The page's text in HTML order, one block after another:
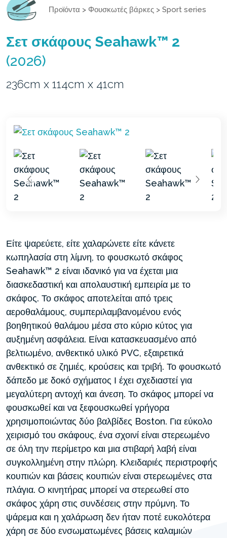
Προϊόντα > Φουσκωτές βάρκες > Sport series
Σετ σκάφους Seahawk™ 2
(2026)
236cm x 114cm x 41cm
Είτε ψαρεύετε, είτε χαλαρώνετε είτε κάνετε
κωπηλασία στη λίμνη, το φουσκωτό σκάφος
Seahawk™ 2 είναι ιδανικό για να έχεται μια
διασκεδαστική και απολαυστική εμπειρία με το
σκάφος. Το σκάφος αποτελείται από τρεις
αεροθαλάμους, συμπεριλαμβανομένου ενός
βοηθητικού θαλάμου μέσα στο κύριο κύτος για
αυξημένη ασφάλεια. Είναι κατασκευασμένο από
βελτιωμένο, ανθεκτικό υλικό PVC, εξαιρετικά
ανθεκτικό σε ζημιές, κρούσεις και τριβή. Το φουσκωτό
δάπεδο με δοκό σχήματος Ι έχει σχεδιαστεί για
μεγαλύτερη αντοχή και άνεση. Το σκάφος μπορεί να
φουσκωθεί και να ξεφουσκωθεί γρήγορα
χρησιμοποιώντας δύο βαλβίδες Boston. Για εύκολο
χειρισμό του σκάφους, ένα σχοινί είναι στερεωμένο
σε όλη την περίμετρο και μια στιβαρή λαβή είναι
συγκολλημένη στην πλώρη. Κλειδαριές περιστροφής
κουπιών και βάσεις κουπιών είναι στερεωμένες στα
πλάγια. Ο κινητήρας μπορεί να στερεωθεί στο
σκάφος χάρη στις συνδέσεις στην πρύμνη. Το
ψάρεμα και η χαλάρωση δεν ήταν ποτέ ευκολότερα
χάρη σε δύο ενσωματωμένες βάσεις καλαμιών